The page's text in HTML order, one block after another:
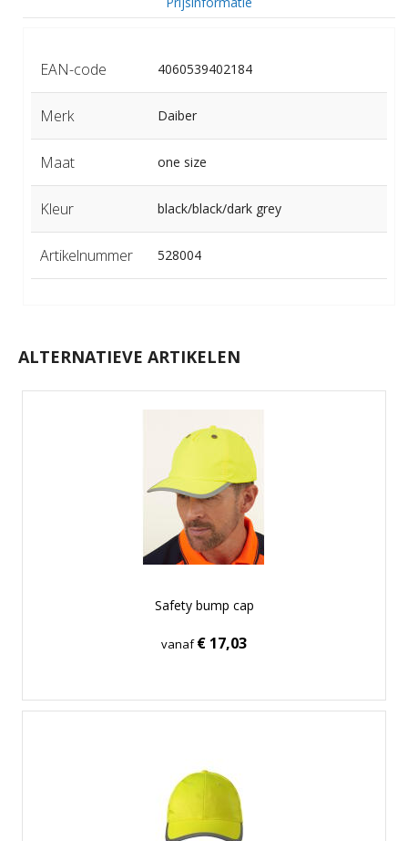
EAN-code 4060539402184
Merk Daiber
Maat one size
Kleur black/black/dark grey
Artikelnummer 528004
ALTERNATIEVE ARTIKELEN
Safety bump cap
vanaf€ 17,03